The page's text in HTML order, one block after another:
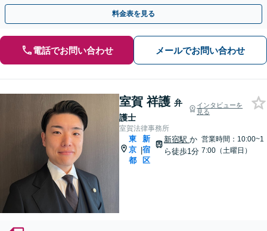
パートナーとして共に成長を目指します【新宿駅5分】
料金表を見る
電話でお問い合わせ メールでお問い合わせ
室賀 祥護 弁
護士
インタビューを
見る
室賀法律事務所
東
京
都
|
新
宿
区
新宿駅 か
ら徒歩1分
営業時間：10:00~1
7:00（土曜日）